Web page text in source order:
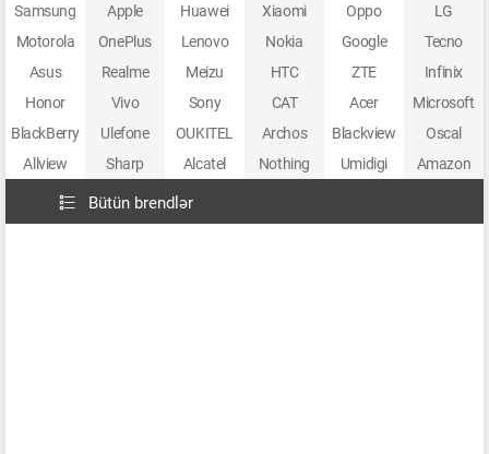
Samsung Apple Huawei Xiaomi Oppo
LG
Motorola
OnePlus Lenovo Nokia Google
Tecno
Asus
Realme Meizu HTC ZTE
Infinix
Honor
Vivo Sony CAT Acer
Microsoft
BlackBerry
Ulefone OUKITEL Archos Blackview
Oscal
Allview
Sharp Alcatel Nothing Umidigi Amazon
Bütün brendlər